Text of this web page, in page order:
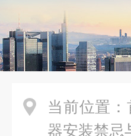
当前位置：
器安装禁忌